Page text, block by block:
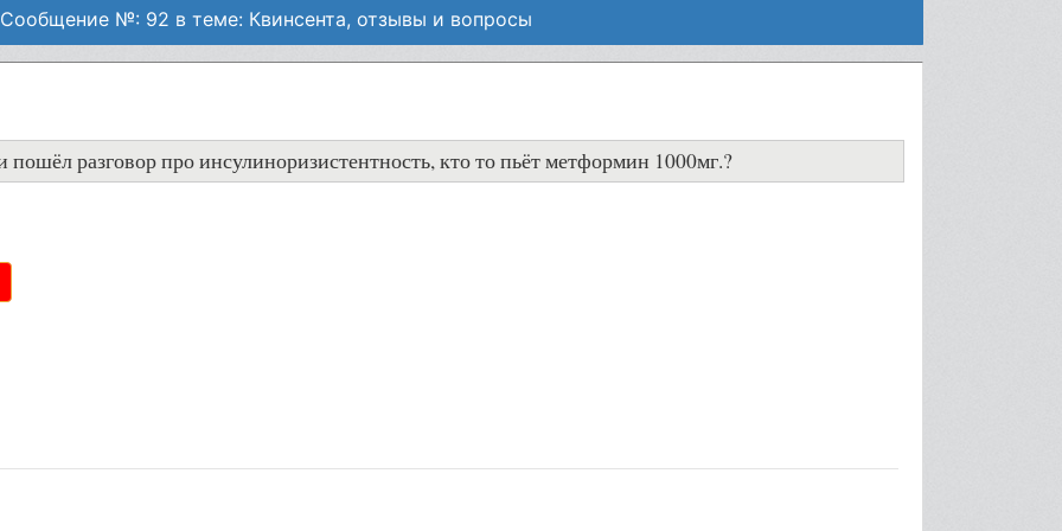
Сообщение №: 92 в теме: Квинсента, отзывы и вопросы
разговор про инсулиноризистентность, кто то пьёт метформин 1000мг.?